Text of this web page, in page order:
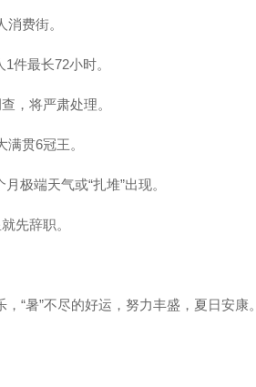
费街。
件最长72小时。
，将严肃处理。
贯6冠王。
极端天气或“扎堆”出现。
先辞职。
“暑”不尽的好运，努力丰盛，夏日安康。